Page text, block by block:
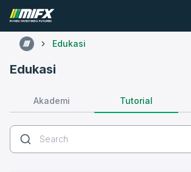
Edukasi
Edukasi
Akademi Tutorial